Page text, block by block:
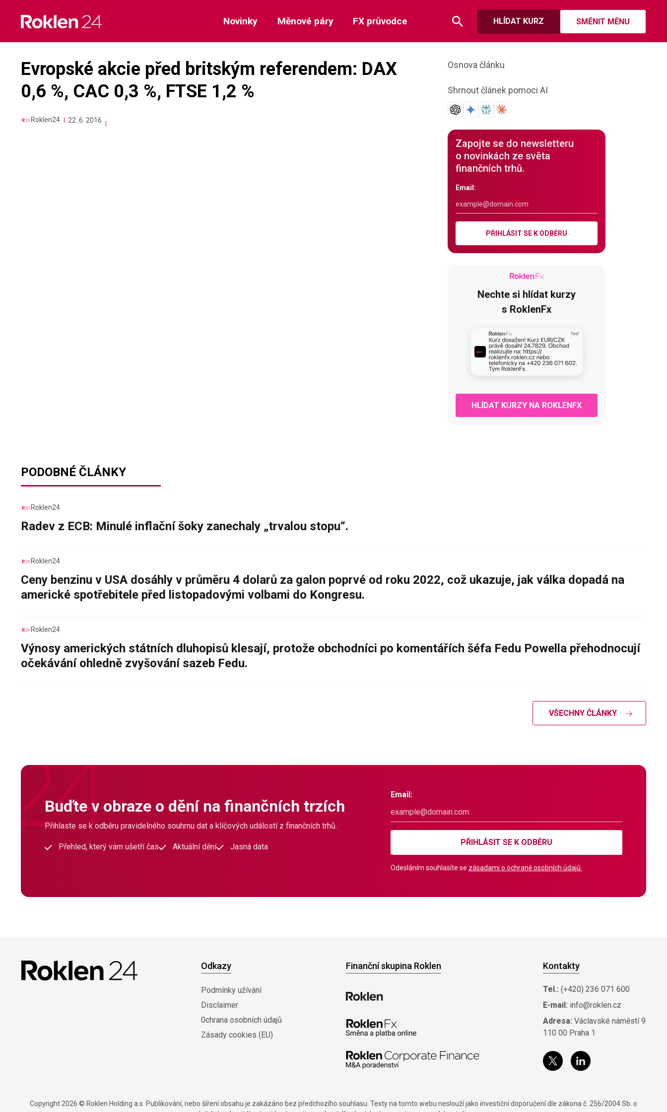
content
HLÍDAT KURZ SMĚNIT MĚNU
Novinky Měnové páry FX průvodce
Evropské akcie před britským referendem: DAX
0,6 %, CAC 0,3 %, FTSE 1,2 %
Roklen24 22. 6. 2016
Osnova článku
Shrnout článek pomoci AI
Zapojte se do newsletteru
o novinkách ze světa
finančních trhů.
Email:
PŘIHLÁSIT SE K ODBĚRU
Nechte si hlídat kurzy
s RoklenFx
HLÍDAT KURZY NA ROKLENFX
PODOBNÉ ČLÁNKY
Roklen24
Radev z ECB: Minulé inflační šoky zanechaly „trvalou stopu“.
Roklen24
Ceny benzinu v USA dosáhly v průměru 4 dolarů za galon poprvé od roku 2022, což ukazuje, jak válka dopadá na
americké spotřebitele před listopadovými volbami do Kongresu.
Roklen24
Výnosy amerických státních dluhopisů klesají, protože obchodníci po komentářích šéfa Fedu Powella přehodnocují
očekávání ohledně zvyšování sazeb Fedu.
VŠECHNY ČLÁNKY
Buďte v obraze o dění na finančních trzích
Přihlaste se k odběru pravidelného souhrnu dat a klíčových událostí z finančních trhů.
Přehled, který vám ušetří čas Aktuální dění Jasná data
Email:
PŘIHLÁSIT SE K ODBĚRU
Odesláním souhlasíte se zásadami o ochraně osobních údajů.
Odkazy
Podmínky užívání
Disclaimer
0chrana osobních údajů
Zásady cookies (EU)
Finanční skupina Roklen Kontakty
Tel.: (+420) 236 071 600
E-mail: info@roklen.cz
Adresa: Václavské náměstí 9
110 00 Praha 1
Copyright 2026 © Roklen Holding a.s. Publikování, nebo šíření obsahu je zakázáno bez předchozího souhlasu. Texty na tomto webu neslouží jako investiční doporučení dle zákona č. 256/2004 Sb. o